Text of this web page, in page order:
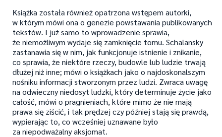
Książka została również opatrzona wstępem autorki,
w którym mówi ona o genezie powstawania publikowanych
tekstów. I już samo to wprowadzenie sprawia,
że niemożliwym wydaje się zamknięcie tomu. Schalansky
zastanawia się w nim, jak funkcjonuje istnienie i znikanie,
co sprawia, że niektóre rzeczy, budowle lub ludzie trwają
dłużej niż inne; mówi o książkach jako o najdoskonalszym
nośniku informacji stworzonym przez ludzi. Zwraca uwagę
na odwieczny niedosyt ludzki, który determinuje życie jako
całość, mówi o pragnieniach, które mimo że nie mają
prawa się ziścić, i tak prędzej czy później stają się prawdą,
wypierając to, co wcześniej uznawane było
za niepodważalny aksjomat.